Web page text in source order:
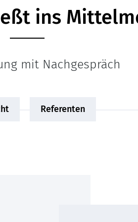
ins
mit Nachgespräch
Referenten